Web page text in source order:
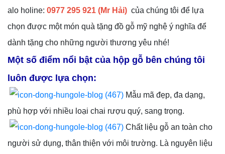
alo holine: 0977 295 921 (Mr Hải) của chúng tôi để lựa
chọn được một món quà tặng đồ gỗ mỹ nghệ ý nghĩa để
dành tặng cho những người thương yêu nhé!
Một số điểm nổi bật của hộp gỗ bên chúng tôi
luôn được lựa chọn:
Mẫu mã đẹp, đa dạng,
phù hợp với nhiều loại chai rượu quý, sang trọng.
Chất liệu gỗ an toàn cho
người sử dụng, thân thiện với môi trường. Là nguyên liệu